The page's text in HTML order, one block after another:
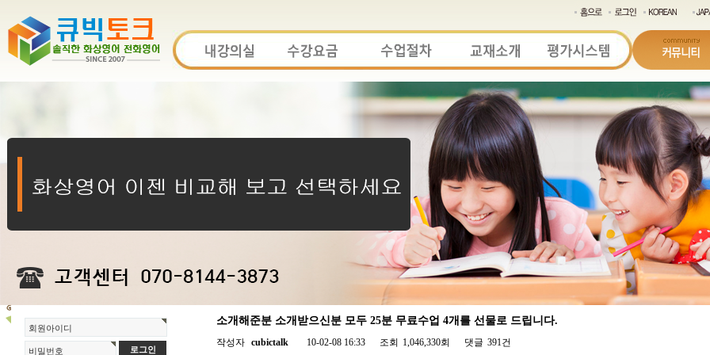
회원아이디
비밀번호
소개해준분 소개받으신분 모두 25분 무료수업 4개를 선물로 드립니다.
작성자 cubictalk 10-02-08 16:33 조회 1,046,330회 댓글 391건